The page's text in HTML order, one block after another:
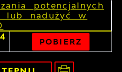
potencjalnych
lub nadużyć w
POBIERZ